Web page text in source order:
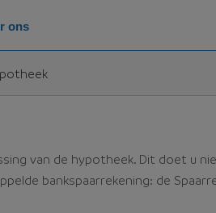
van de hypotheek. Dit doet u
bankspaarrekening: de
ons